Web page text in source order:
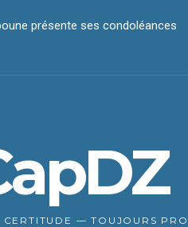
présente ses condoléances
CERTITUDE — TOUJOURS